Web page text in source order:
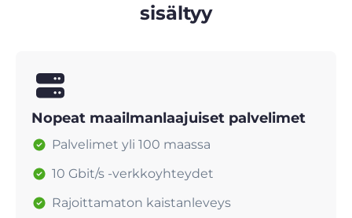
sisältyy
Nopeat maailmanlaajuiset palvelimet
Palvelimet yli 100 maassa
10 Gbit/s -verkkoyhteydet
Rajoittamaton kaistanleveys